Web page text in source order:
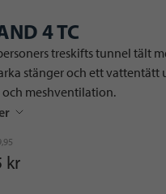
4 TC
treskifts tunnel tält
stänger och ett vattentätt
meshventilation.
kr